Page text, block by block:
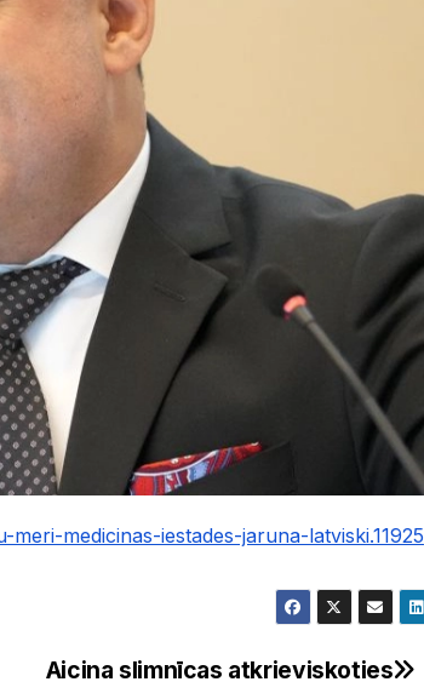
medicinas-iestades-jaruna-latviski.11925
Aicina slimnīcas atkrieviskoties